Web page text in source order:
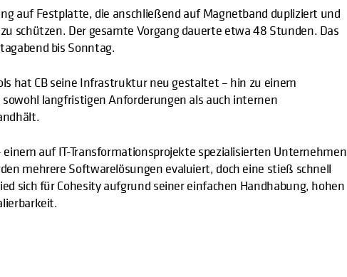
auf Festplatte, die anschließend auf Magnetband dupliziert und
schützen. Der gesamte Vorgang dauerte etwa 48 Stunden. Das
bis Sonntag.
hat CB seine Infrastruktur neu gestaltet – hin zu einem
langfristigen Anforderungen als auch internen
auf IT-Transformationsprojekte spezialisierten Unternehmen
mehrere Softwarelösungen evaluiert, doch eine stieß schnell
sich für Cohesity aufgrund seiner einfachen Handhabung, hohen